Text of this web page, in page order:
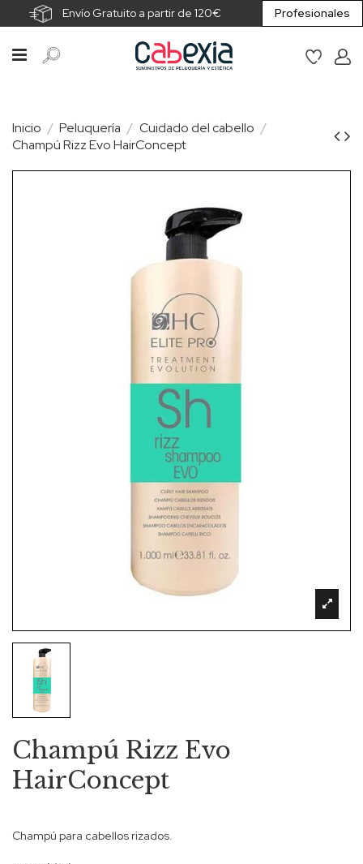
Envío Gratuito a partir de 120€ Profesionales
Inicio Peluquería
Cuidado del cabello
Champú Rizz Evo HairConcept
Champú Rizz Evo
HairConcept
Champú para cabellos rizados.